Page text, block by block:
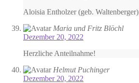
Aloisia Entholzer (geb. Waltenberger)
Maria und Fritz Blöchl
Dezember 20, 2022
Herzliche Anteilnahme!
Helmut Puchinger
Dezember 20, 2022